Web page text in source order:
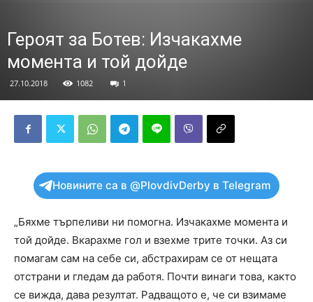
Героят за Ботев: Изчакахме
момента и той дойде
27.10.2018 1082 1
Новините са в @PlovdivDerby в Telegram
„Бяхме търпеливи ни помогна. Изчакахме момента и
той дойде. Вкарахме гол и взехме трите точки. Аз си
помагам сам на себе си, абстрахирам се от нещата
отстрани и гледам да работя. Почти винаги това, както
се вижда, дава резултат. Радващото е, че си взимаме